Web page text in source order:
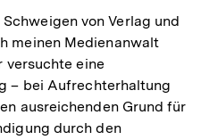
von Verlag und
meinen Medienanwalt
versuchte eine
– bei Aufrechterhaltung
ausreichenden Grund für
durch den